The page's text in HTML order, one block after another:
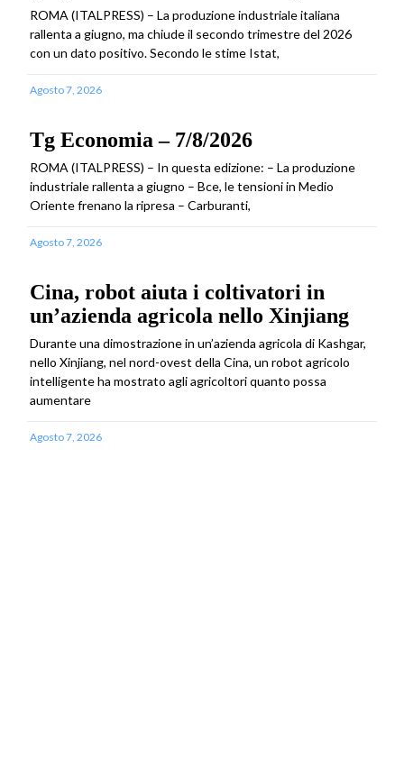
ROMA (ITALPRESS) – La produzione industriale italiana
rallenta a giugno, ma chiude il secondo trimestre del 2026
con un dato positivo. Secondo le stime Istat,
Agosto 7, 2026
Tg Economia – 7/8/2026
ROMA (ITALPRESS) – In questa edizione: – La produzione
industriale rallenta a giugno – Bce, le tensioni in Medio
Oriente frenano la ripresa – Carburanti,
Agosto 7, 2026
Cina, robot aiuta i coltivatori in
un’azienda agricola nello Xinjiang
Durante una dimostrazione in un’azienda agricola di Kashgar,
nello Xinjiang, nel nord-ovest della Cina, un robot agricolo
intelligente ha mostrato agli agricoltori quanto possa
aumentare
Agosto 7, 2026